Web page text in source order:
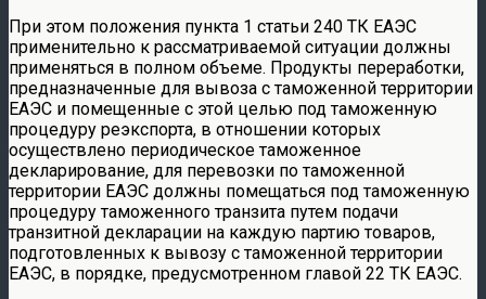
При этом положения пункта 1 статьи 240 ТК ЕАЭС
применительно к рассматриваемой ситуации должны
применяться в полном объеме. Продукты переработки,
предназначенные для вывоза с таможенной территории
ЕАЭС и помещенные с этой целью под таможенную
процедуру реэкспорта, в отношении которых
осуществлено периодическое таможенное
декларирование, для перевозки по таможенной
территории ЕАЭС должны помещаться под таможенную
процедуру таможенного транзита путем подачи
транзитной декларации на каждую партию товаров,
подготовленных к вывозу с таможенной территории
ЕАЭС, в порядке, предусмотренном главой 22 ТК ЕАЭС.